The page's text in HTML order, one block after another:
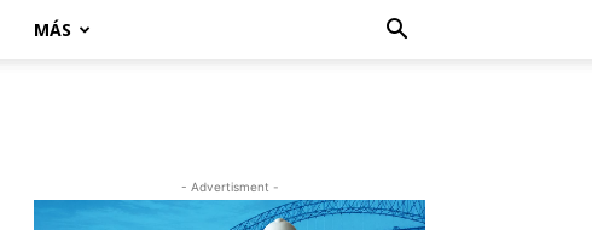
MÁS
- Advertisment -